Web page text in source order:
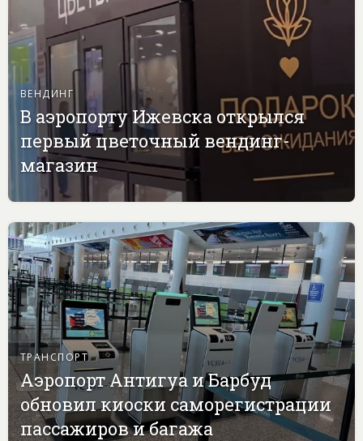
ВЕНДИНГ
В аэропорту Ижевска открылся
первый цветочный вендинг-
магазин
ТРАНСПОРТ
Аэропорт Антигуа и Барбуд
обновил киоски саморегистрации
пассажиров и багажа